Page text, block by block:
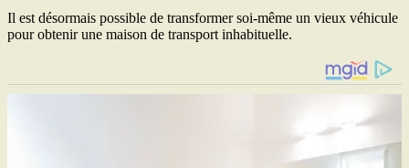
Il est désormais possible de transformer soi-même un vieux véhicule
pour obtenir une maison de transport inhabituelle.